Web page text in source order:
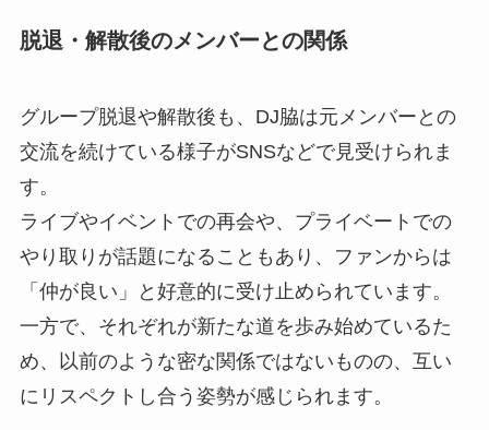
脱退・解散後のメンバーとの関係
グループ脱退や解散後も、DJ脇は元メンバーとの
交流を続けている様子がSNSなどで見受けられま
す。
ライブやイベントでの再会や、プライベートでの
やり取りが話題になることもあり、ファンからは
「仲が良い」と好意的に受け止められています。
一方で、それぞれが新たな道を歩み始めているた
め、以前のような密な関係ではないものの、互い
にリスペクトし合う姿勢が感じられます。